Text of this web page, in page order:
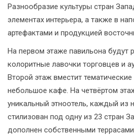
Разнообразие культуры стран
элементах интерьера, а также в
артефактами и продукцией
На первом этаже павильона будут
колоритные лавочки торговцев и
Второй этаж вместит
небольшое кафе. На четвёртом
уникальный этноотель, каждый из
стилизован под одну из 23 стран
дополнен собственными